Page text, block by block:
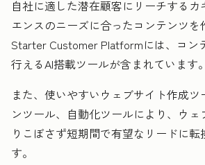
自社に適した潜在顧客にリーチするカ
エンスのニーズに合ったコンテンツを
Starter Customer Platformには、コン
行えるAI搭載ツールが含まれています。
また、使いやすいウェブサイト作成ツ
ンツール、自動化ツールにより、ウ
りこぼさず短期間で有望なリードに
す。